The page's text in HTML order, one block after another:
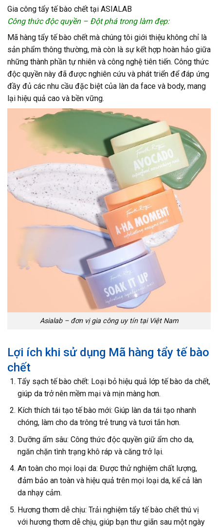
Gia công tẩy tế bào chết tại ASIALAB
Công thức độc quyền – Đột phá trong làm đẹp:
Mã hàng tẩy tế bào chết mà chúng tôi giới thiệu không chỉ là
sản phẩm thông thường, mà còn là sự kết hợp hoàn hảo giữa
những thành phần tự nhiên và công nghệ tiên tiến. Công thức
độc quyền này đã được nghiên cứu và phát triển để đáp ứng
đầy đủ các nhu cầu đặc biệt của làn da face và body, mang
lại hiệu quả cao và bền vững.
Asialab – đơn vị gia công uy tín tại Việt Nam
Lợi ích khi sử dụng Mã hàng tẩy tế bào
chết
Tẩy sạch tế bào chết: Loại bỏ hiệu quả lớp tế bào da chết,
giúp da trở nên mềm mại và mịn màng hơn.
Kích thích tái tạo tế bào mới: Giúp làn da tái tạo nhanh
chóng, làm cho da trông trẻ trung và tươi tắn hơn.
Dưỡng ẩm sâu: Công thức độc quyền giữ ẩm cho da,
ngăn chặn tình trạng khô ráp và căng trở lại.
An toàn cho mọi loại da: Được thử nghiệm chất lượng,
đảm bảo an toàn và hiệu quả trên mọi loại da, kể cả làn
da nhạy cảm.
Hương thơm dễ chịu: Trải nghiệm tẩy tế bào chết thú vị
với hương thơm dễ chịu, giúp bạn thư giãn sau một ngày